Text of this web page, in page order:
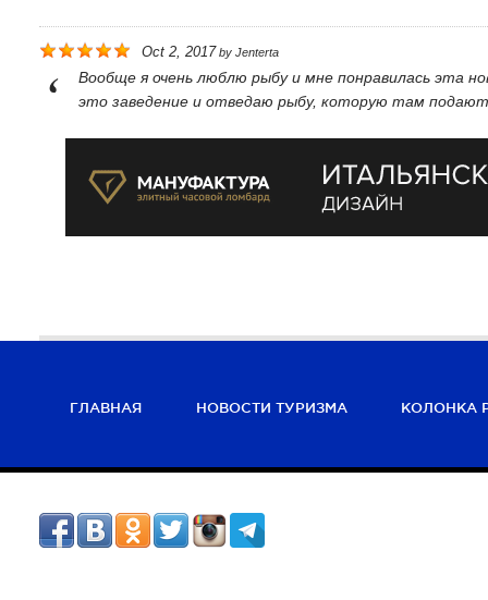
Oct 2, 2017by Jenterta
Вообще я очень люблю рыбу и мне понравилась эта
это заведение и отведаю рыбу, которую там
ГЛАВНАЯ НОВОСТИ ТУРИЗМА КОЛОНКА